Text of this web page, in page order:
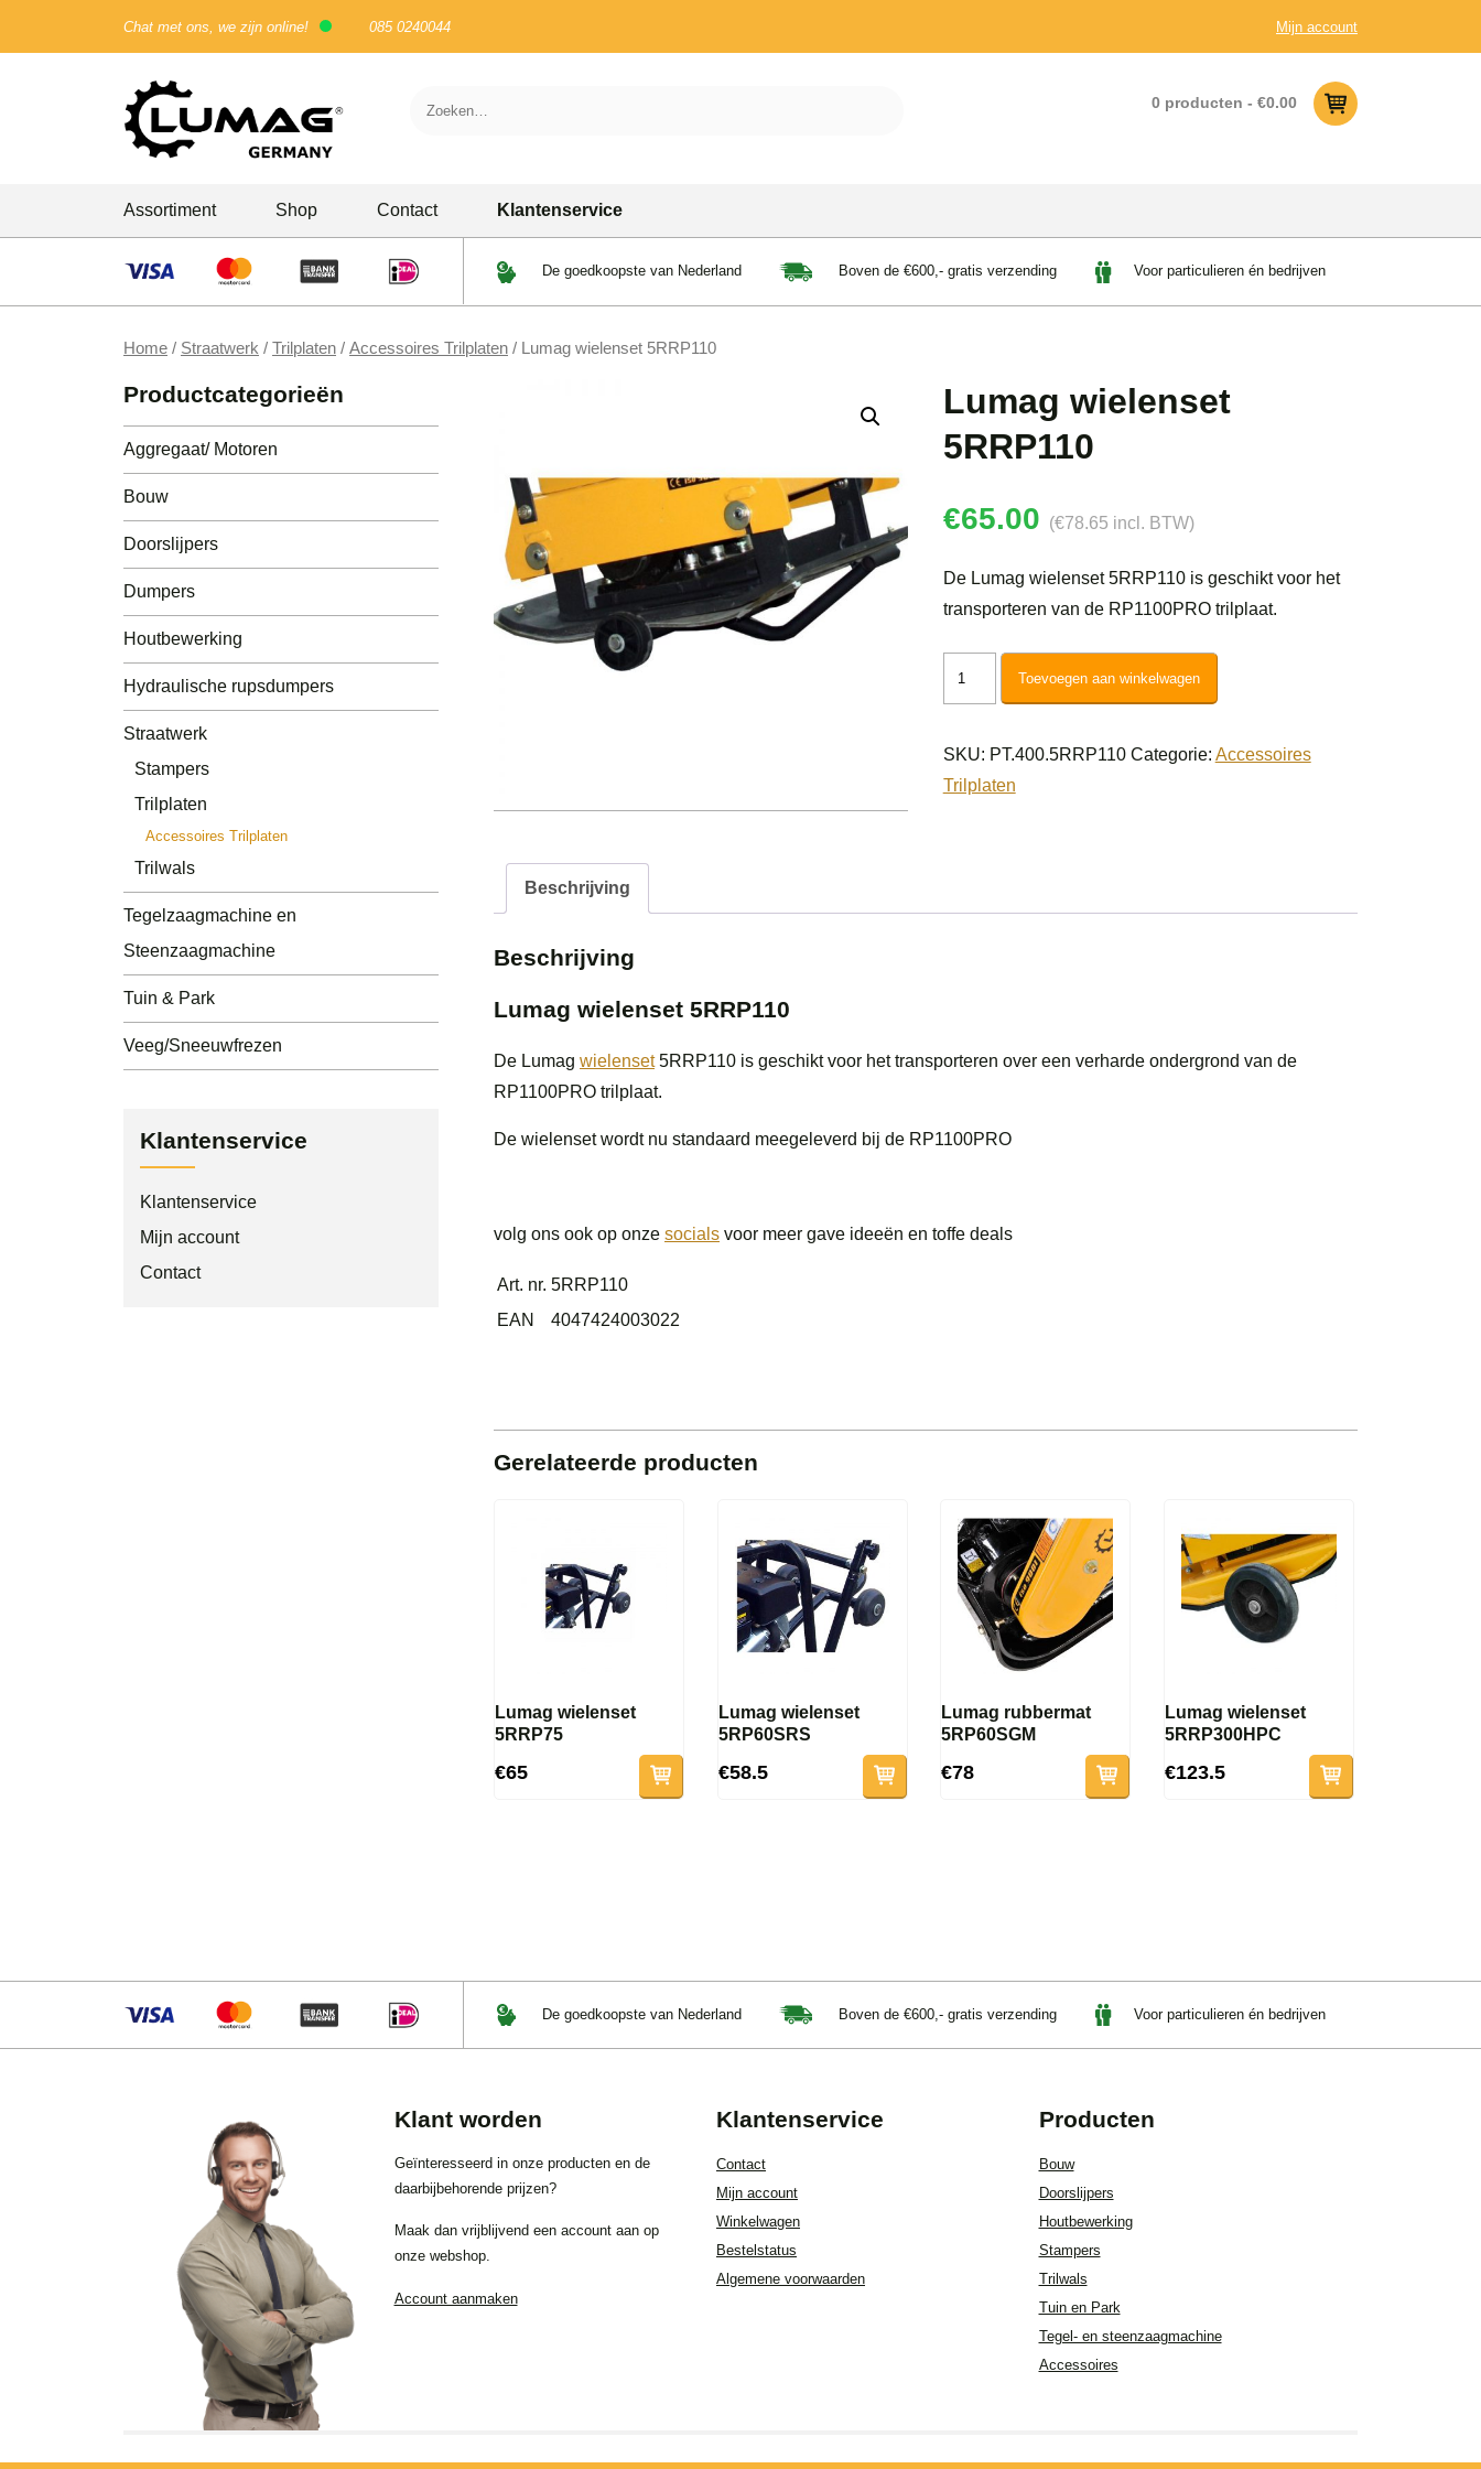
Chat met ons, we zijn online! 085 0240044 Mijn account
0 producten - €0.00
content
Assortiment
Bouw
Doorslijpers
Houtbewerking
Trilwals
Tegelzaagmachine en
Steenzaagmachine
Accessoires Doorslijpers
Shop Contact Klantenservice
De goedkoopste van Nederland Boven de €600,- gratis verzending Voor particulieren én bedrijven
Home / Straatwerk / Trilplaten / Accessoires Trilplaten / Lumag wielenset 5RRP110
Lumag wielenset
5RRP110
€65.00 (€78.65 incl. BTW)
De Lumag wielenset 5RRP110 is geschikt voor het
transporteren van de RP1100PRO trilplaat.
wielenset
aantal
Toevoegen aan winkelwagen
SKU: PT.400.5RRP110 Categorie: Accessoires
Trilplaten
Beschrijving
Beschrijving
Lumag wielenset 5RRP110
De Lumag wielenset5RRP110 is geschikt voor het transporteren over een verharde ondergrond van de
RP1100PRO trilplaat.
De wielenset wordt nu standaard meegeleverd bij de RP1100PRO
volg ons ook op onze socials voor meer gave ideeën en toffe deals
Art. nr. 5RRP110
EAN
4047424003022
Gerelateerde producten
Lumag wielenset
5RRP75
€65
Lumag wielenset
5RP60SRS
€58.5
Lumag rubbermat
5RP60SGM
€78
Lumag wielenset
5RRP300HPC
€123.5
Productcategorieën
Aggregaat/ Motoren
Bouw
Doorslijpers
Dumpers
Houtbewerking
Hydraulische rupsdumpers
Straatwerk
Stampers
Trilplaten
Accessoires Trilplaten
Trilwals
Tegelzaagmachine en
Steenzaagmachine
Tuin & Park
Veeg/Sneeuwfrezen
Klantenservice
Klantenservice
Mijn account
Contact
De goedkoopste van Nederland Boven de €600,- gratis verzending Voor particulieren én bedrijven
Klant worden
Geïnteresseerd in onze producten en de
daarbijbehorende prijzen?
Maak dan vrijblijvend een account aan op
onze webshop.
Account aanmaken
Klantenservice
Contact
Mijn account
Winkelwagen
Bestelstatus
Algemene voorwaarden
Producten
Bouw
Doorslijpers
Houtbewerking
Stampers
Trilwals
Tuin en Park
Tegel- en steenzaagmachine
Accessoires